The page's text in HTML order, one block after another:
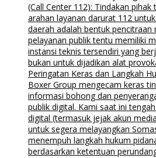
(Call Center 112): Tindakan
arahan layanan darurat 112
daerah adalah bentuk pencitraan
pelayanan publik tentu memiliki
instansi teknis tersendiri yang
bukan untuk dijadikan alat
Peringatan Keras dan Langkah
Boxer Group mengecam keras
informasi bohong dan
publik digital. Kami saat ini
digital (termasuk jejak akun
untuk segera melayangkan
menempuh langkah hukum
berdasarkan ketentuan